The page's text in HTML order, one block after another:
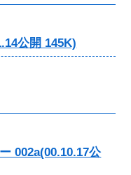
公開 145K)
002a(00.10.17公